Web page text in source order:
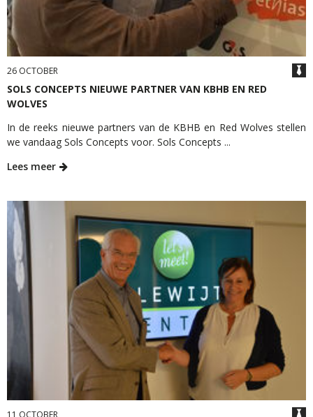
26 OCTOBER
SOLS CONCEPTS NIEUWE PARTNER VAN KBHB EN RED
WOLVES
In de reeks nieuwe partners van de KBHB en Red Wolves stellen
we vandaag Sols Concepts voor. Sols Concepts ...
Lees meer
11 OCTOBER